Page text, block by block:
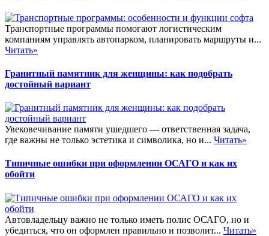
Транспортные программы помогают логистическим
компаниям управлять автопарком, планировать маршруты и...
Читать»
Гранитный памятник для женщины: как подобрать
достойный вариант
Увековечивание памяти ушедшего — ответственная задача,
где важны не только эстетика и символика, но и... Читать»
Типичные ошибки при оформлении ОСАГО и как их
обойти
Автовладельцу важно не только иметь полис ОСАГО, но и
убедиться, что он оформлен правильно и позволит... Читать»